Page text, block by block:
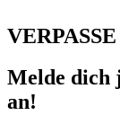
Melde dich
an!